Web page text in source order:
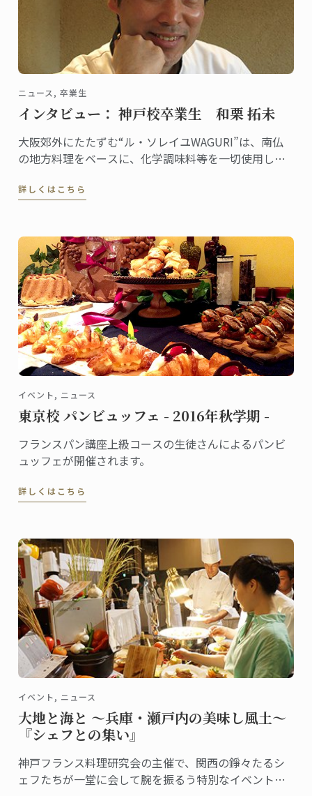
ニュース, 卒業生
インタビュー： 神戸校卒業生 和栗 拓未
大阪郊外にたたずむ“ル・ソレイユWAGURI”は、南仏
の地方料理をベースに、化学調味料等を一切使用しな
チレストラン。
詳しくはこちら
イベント, ニュース
東京校 パンビュッフェ - 2016年秋学期 -
フランスパン講座上級コースの生徒さんによるパンビ
ュッフェが開催されます。
詳しくはこちら
イベント, ニュース
大地と海と ～兵庫・瀬戸内の美味し風土～
『シェフとの集い』
神戸フランス料理研究会の主催で、関西の錚々たるシ
ェフたちが一堂に会して腕を振るう特別なイベントが